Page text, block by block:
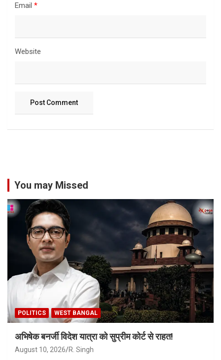
Email *
Website
You may Missed
POLITICS WEST BANGAL
अभिषेक बनर्जी विदेश यात्रा को सुप्रीम कोर्ट से राहत!
August 10, 2026 R. Singh